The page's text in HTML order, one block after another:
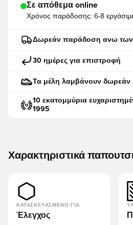
Σε απόθεμα online
Χρόνος παράδοσης: 6-8
Δωρεάν παράδοση ανω των
30 ημέρες για επιστροφή
Τα μέλη λαμβάνουν δωρεάν
10 εκατομμύρια
1995
Χαρακτηριστικά
ΚΑΤΑΣΚΕΥΑΣΜΈΝΟ ΓΙΑ
Έλεγχος